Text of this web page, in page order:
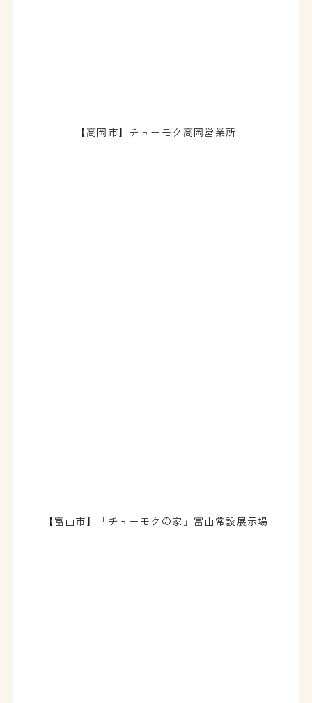
【高岡市】チューモク高岡営業所
【富山市】「チューモクの家」富山常設展示場